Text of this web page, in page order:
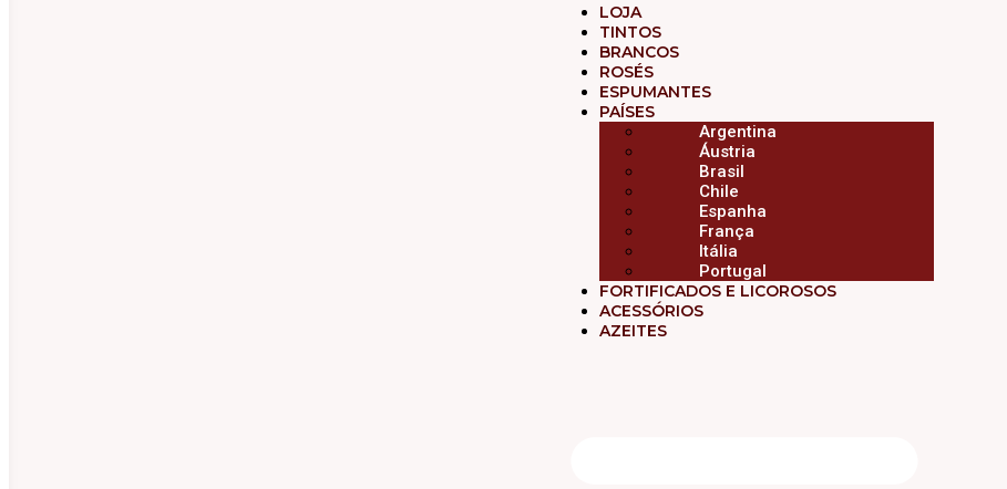
LOJA
TINTOS
BRANCOS
ROSÉS
ESPUMANTES
PAÍSES
Argentina
Áustria
Brasil
Chile
Espanha
França
Itália
Portugal
FORTIFICADOS E LICOROSOS
ACESSÓRIOS
AZEITES